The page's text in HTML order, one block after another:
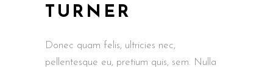
TURNER
Donec quam felis, ultricies nec,
pellentesque eu, pretium quis, sem. Nulla